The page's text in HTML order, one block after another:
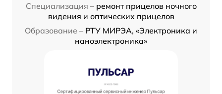
Специализация – ремонт прицелов ночного
видения и оптических прицелов
Образование – РТУ МИРЭА, «Электроника и
наноэлектроника»